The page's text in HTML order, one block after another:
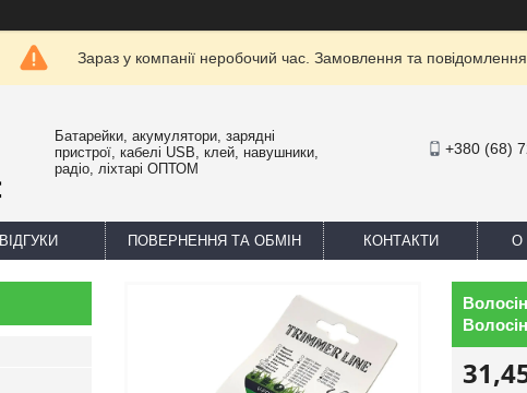
Зараз у компанії неробочий час. Замовлення та
Батарейки, акумулятори, зарядні
пристрої, кабелі USB, клей, навушники,
радіо, ліхтарі ОПТОМ
+380 (68)
ВІДГУКИ ПОВЕРНЕННЯ ТА ОБМІН КОНТАКТИ О